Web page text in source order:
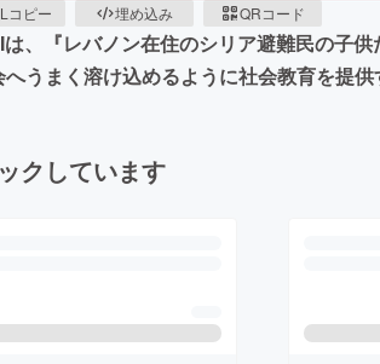
コピー 埋め込み QRコード
、『レバノン在住のシリア避難民の子
うまく溶け込めるように社会教育を提供
クしています